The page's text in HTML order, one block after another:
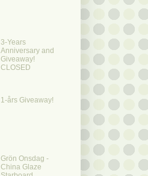
3-Years
Anniversary and
Giveaway!
CLOSED
1-års Giveaway!
Grön Onsdag -
China Glaze